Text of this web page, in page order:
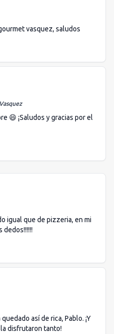
vasquez, saludos
😄 ¡Saludos y gracias por el
igual que de pizzeria, en mi
dedos!!!!!!
así de rica, Pablo. ¡Y
disfrutaron tanto!